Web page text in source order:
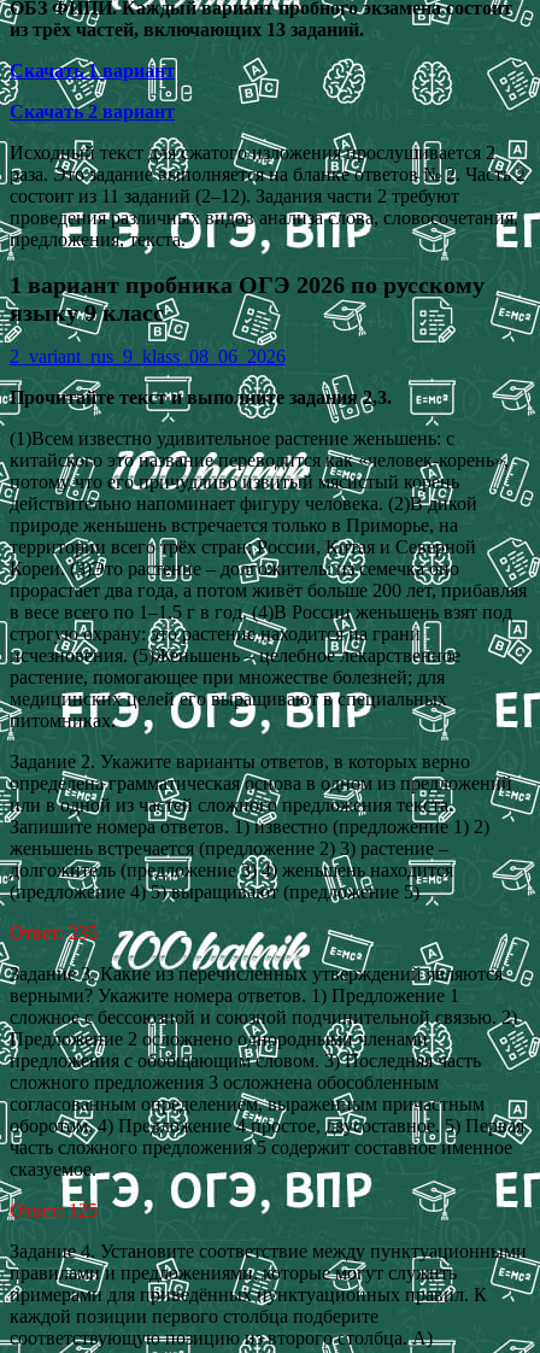
ОБЗ ФИПИ. Каждый вариант пробного экзамена состоит
из трёх частей, включающих 13 заданий.
Скачать 1 вариант
Скачать 2 вариант
Исходный текст для сжатого изложения прослушивается 2
раза. Это задание выполняется на бланке ответов № 2. Часть 2
состоит из 11 заданий (2–12). Задания части 2 требуют
проведения различных видов анализа слова, словосочетания,
предложения, текста.
1 вариант пробника ОГЭ 2026 по русскому
языку 9 класс
2_variant_rus_9_klass_08_06_2026
Прочитайте текст и выполните задания 2,3.
(1)Всем известно удивительное растение женьшень: с
китайского это название переводится как «человек-корень»,
потому что его причудливо извитый мясистый корень
действительно напоминает фигуру человека. (2)В дикой
природе женьшень встречается только в Приморье, на
территории всего трёх стран: России, Китая и Северной
Кореи. (3)Это растение ‒ долгожитель: из семечка оно
прорастает два года, а потом живёт больше 200 лет, прибавляя
в весе всего по 1‒1,5 г в год. (4)В России женьшень взят под
строгую охрану: это растение находится на грани
исчезновения. (5)Женьшень – целебное лекарственное
растение, помогающее при множестве болезней; для
медицинских целей его выращивают в специальных
питомниках.
Задание 2. Укажите варианты ответов, в которых верно
определена грамматическая основа в одном из предложений
или в одной из частей сложного предложения текста.
Запишите номера ответов. 1) известно (предложение 1) 2)
женьшень встречается (предложение 2) 3) растение ‒
долгожитель (предложение 3) 4) женьшень находится
(предложение 4) 5) выращивают (предложение 5)
Ответ: 235
Задание 3. Какие из перечисленных утверждений являются
верными? Укажите номера ответов. 1) Предложение 1
сложное с бессоюзной и союзной подчинительной связью. 2)
Предложение 2 осложнено однородными членами
предложения с обобщающим словом. 3) Последняя часть
сложного предложения 3 осложнена обособленным
согласованным определением, выраженным причастным
оборотом. 4) Предложение 4 простое, двусоставное. 5) Первая
часть сложного предложения 5 содержит составное именное
сказуемое.
Ответ: 125
Задание 4. Установите соответствие между пунктуационными
правилами и предложениями, которые могут служить
примерами для приведённых пунктуационных правил. К
каждой позиции первого столбца подберите
соответствующую позицию из второго столбца. А)